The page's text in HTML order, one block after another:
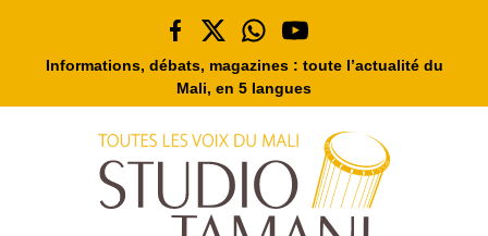
Informations, débats, magazines : toute l’actualité du
Mali, en 5 langues